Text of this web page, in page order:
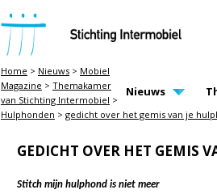
STICHTING INTERMOBIEL
MAIN PAGE
Nieuws
Home > Nieuws > Mobiel
Magazine > Themakamer
van Stichting Intermobiel >
Hulphonden > gedicht over het gemis van je
GEDICHT OVER HET GEMIS
Stitch mijn hulphond is niet meer